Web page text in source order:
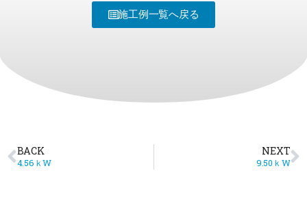
施工例一覧へ戻る
BACK
4.56ｋW
NEXT
9.50ｋW